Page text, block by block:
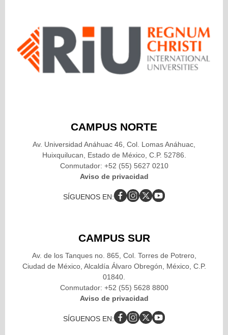
CAMPUS NORTE
Av. Universidad Anáhuac 46, Col. Lomas Anáhuac,
Huixquilucan, Estado de México, C.P. 52786.
Conmutador: +52 (55) 5627 0210
Aviso de privacidad
SÍGUENOS EN:
CAMPUS SUR
Av. de los Tanques no. 865, Col. Torres de Potrero,
Ciudad de México, Alcaldía Álvaro Obregón, México, C.P.
01840.
Conmutador: +52 (55) 5628 8800
Aviso de privacidad
SÍGUENOS EN: